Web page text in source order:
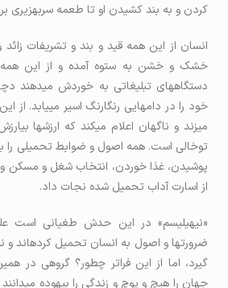
کردن و به بند کشیدن او تا طعمه سربه­زیری
انسان از این همه قید و بند و تشریفات
خشک و خشن به ستوه آمده و از این همه
دستگاه­های تبلیغاتی به خوردش می­دهند
خود را در دام­هایی رنگارنگ اسیر می­یابد. از
می­زند و ناگهان اعلام می­کند که ارزش­ها
توخالی است. همه اصول و ضوابط تحمیلی را
پوشیدن، غذا خوردن، انتخاب شغل و مسکن و
از اسارت آداب تحمیل شده نجات داد.
«نیهیلیسم» در این حدش طغیانی است
ضرورت­ها و اصول به انسان تحمیل کرده­اند و
گیرد، اما از این فراتر چطور؟ گروهی در
جهان را هیچ و پوچ و زندگی را بیهوده